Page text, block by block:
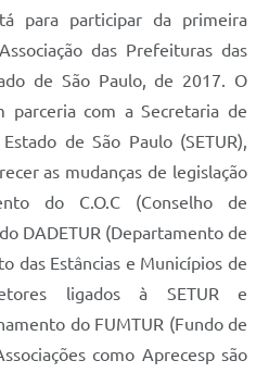
para participar da primeira
das Prefeituras das
de São Paulo, de 2017. O
parceria com a Secretaria de
de São Paulo (SETUR),
as mudanças de legislação
do C.O.C (Conselho de
DADETUR (Departamento de
das Estâncias e Municípios de
ligados à SETUR e
do FUMTUR (Fundo de
como Aprecesp são